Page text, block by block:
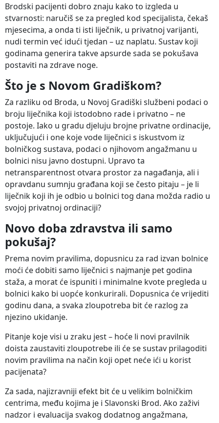
Brodski pacijenti dobro znaju kako to izgleda u
stvarnosti: naručiš se za pregled kod specijalista, čekaš
mjesecima, a onda ti isti liječnik, u privatnoj varijanti,
nudi termin već idući tjedan – uz naplatu. Sustav koji
godinama generira takve apsurde sada se pokušava
postaviti na zdrave noge.
Što je s Novom Gradiškom?
Za razliku od Broda, u Novoj Gradiški službeni podaci o
broju liječnika koji istodobno rade i privatno – ne
postoje. Iako u gradu djeluju brojne privatne ordinacije,
uključujući i one koje vode liječnici s iskustvom iz
bolničkog sustava, podaci o njihovom angažmanu u
bolnici nisu javno dostupni. Upravo ta
netransparentnost otvara prostor za nagađanja, ali i
opravdanu sumnju građana koji se često pitaju – je li
liječnik koji ih je odbio u bolnici tog dana možda radio u
svojoj privatnoj ordinaciji?
Novo doba zdravstva ili samo
pokušaj?
Prema novim pravilima, dopusnicu za rad izvan bolnice
moći će dobiti samo liječnici s najmanje pet godina
staža, a morat će ispuniti i minimalne kvote pregleda u
bolnici kako bi uopće konkurirali. Dopusnica će vrijediti
godinu dana, a svaka zloupotreba bit će razlog za
njezino ukidanje.
Pitanje koje visi u zraku jest – hoće li novi pravilnik
doista zaustaviti zloupotrebe ili će se sustav prilagoditi
novim pravilima na način koji opet neće ići u korist
pacijenata?
Za sada, najizravniji efekt bit će u velikim bolničkim
centrima, među kojima je i Slavonski Brod. Ako zaživi
nadzor i evaluacija svakog dodatnog angažmana,